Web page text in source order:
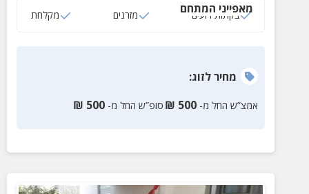
מאפייני המתחם
בקתות רועים מזרנים מקלחת
מחירלזוג:
אמצ”ש החל מ- 500
₪ סופ”ש החל מ- 500
₪